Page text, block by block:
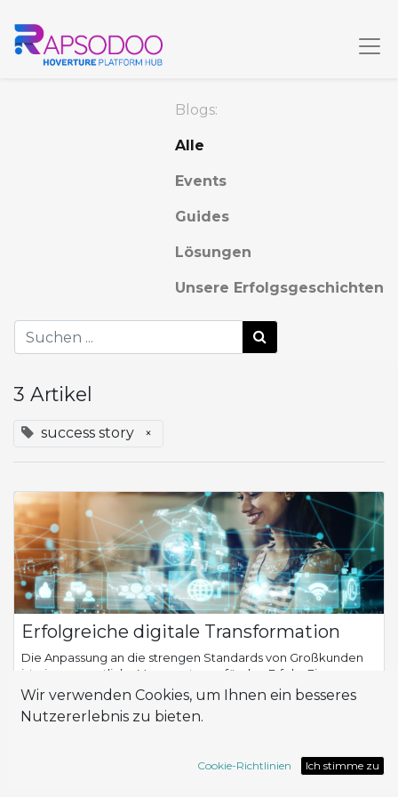
Blogs:
Alle
Events
Guides
Lösungen
Unsere Erfolgsgeschichten
3 Artikel
success story ×
Erfolgreiche digitale Transformation
Die Anpassung an die strengen Standards von Großkunden
ist eine wesentliche Voraussetzung für den Erfolg. Ein
Unternehmen stand vor dieser Herausforderung, als es mit
einer multinationalen Vertriebske...
Lösungen
Wir verwenden Cookies, um Ihnen ein besseres
Nutzererlebnis zu bieten.
Cookie-Richtlinien Ich stimme zu